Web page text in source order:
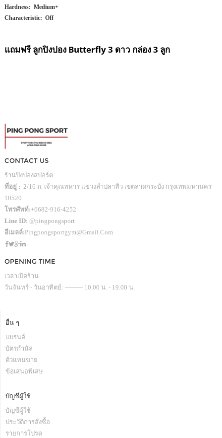
Hardness: Medium+
Characteristic: Off
แถมฟรี ลูกปิงปอง Butterfly 3 ดาว กล่อง 3 ลูก
CONTACT US
ร้านปิงปองสปอร์ต
ที่อยู่ : 2/16 ถ. เจ้าคุณทหาร แขวงลำปลาทิว เขตลาดกระบัง กรุงเทพมหานคร
10520
โทรศัพท์:+6682-916-4252
Line ID: @pingpongsport
อีเมลล์:Pingpongsportgym@gmail.com
OPENING TIME
เวลาเปิดร้าน
วันจันทร์ - วันอาทิตย์: --------- 10.00 น. - 19.00 น.
อื่น ๆ
แบรนด์
บัตรกำนัล
ตัวแทนขาย
ข้อเสนอพิเสษ
บัญชีผู้ใช้
บัญชีผู้ใช้
ประวัติการสั่งซื้อ
รายการโปรด